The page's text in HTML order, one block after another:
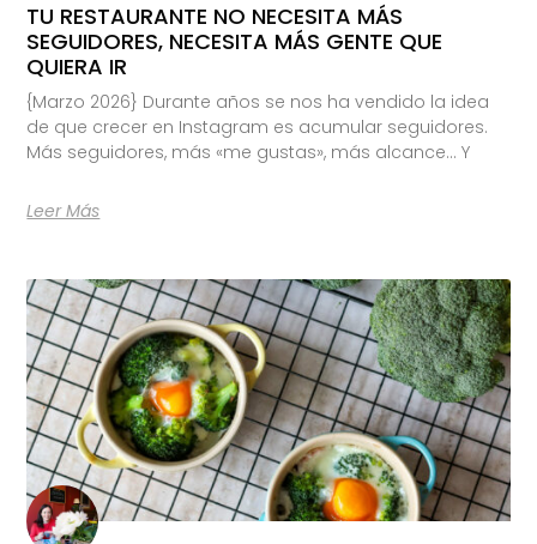
TU RESTAURANTE NO NECESITA MÁS
SEGUIDORES, NECESITA MÁS GENTE QUE
QUIERA IR
{Marzo 2026} Durante años se nos ha vendido la idea
de que crecer en Instagram es acumular seguidores.
Más seguidores, más «me gustas», más alcance… Y
Leer Más